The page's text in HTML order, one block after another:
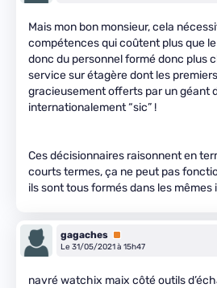
Mais mon bon monsieur, cela
compétences qui coûtent plus que
donc du personnel formé donc plus
service sur étagère dont les
gracieusement offerts par un géant
internationalement “sic” !
Ces décisionnaires raisonnent en
courts termes, ça ne peut pas
ils sont tous formés dans les
gagaches Premium
Le 31/05/2021 à 15h47
navré watchix maix côté outils